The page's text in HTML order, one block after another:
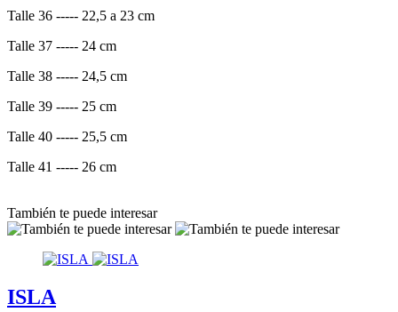
Talle 36 ----- 22,5 a 23 cm
Talle 37 ----- 24 cm
Talle 38 ----- 24,5 cm
Talle 39 ----- 25 cm
Talle 40 ----- 25,5 cm
Talle 41 ----- 26 cm
También te puede interesar
ISLA